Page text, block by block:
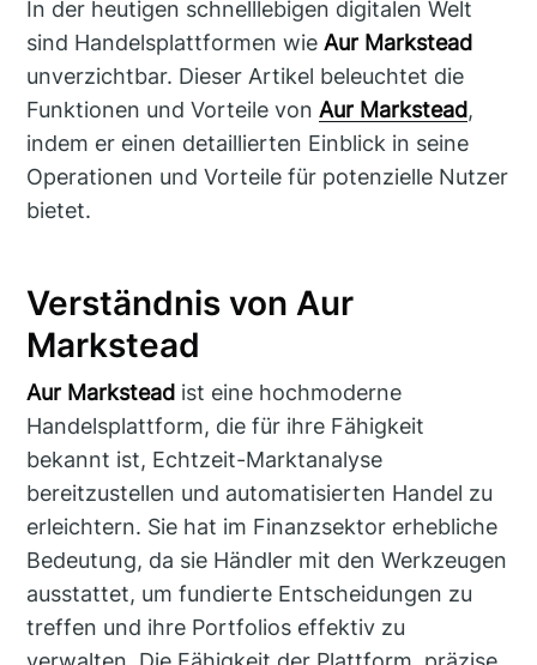
In der heutigen schnelllebigen digitalen Welt
sind Handelsplattformen wieAur Markstead
unverzichtbar. Dieser Artikel beleuchtet die
Funktionen und Vorteile vonAur Markstead,
indem er einen detaillierten Einblick in seine
Operationen und Vorteile für potenzielle Nutzer
bietet.
Verständnis von Aur
Markstead
Aur Markstead ist eine hochmoderne
Handelsplattform, die für ihre Fähigkeit
bekannt ist, Echtzeit-Marktanalyse
bereitzustellen und automatisierten Handel zu
erleichtern. Sie hat im Finanzsektor erhebliche
Bedeutung, da sie Händler mit den Werkzeugen
ausstattet, um fundierte Entscheidungen zu
treffen und ihre Portfolios effektiv zu